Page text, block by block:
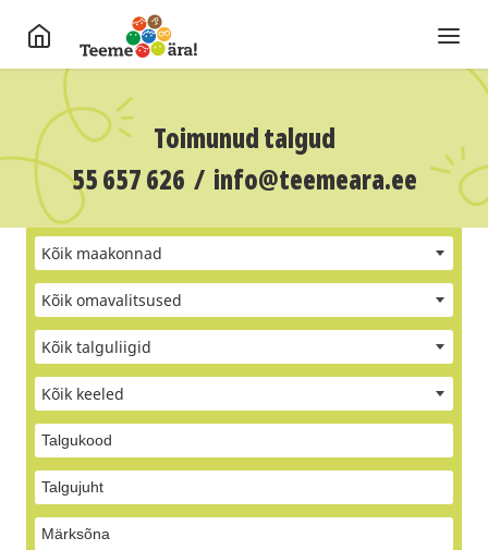
Toimunud talgud
55 657 626 / info@teemeara.ee
Kõik maakonnad
Kõik omavalitsused
Kõik talguliigid
Kõik keeled